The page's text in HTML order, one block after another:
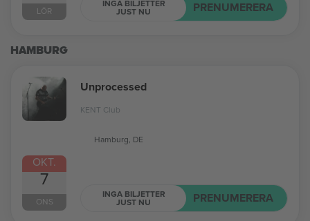
LÖR
INGA BILJETTER
JUST NU PRENUMERERA
HAMBURG
OKT.
7
ONS
Unprocessed
KENT Club
Hamburg, DE
INGA BILJETTER
JUST NU PRENUMERERA